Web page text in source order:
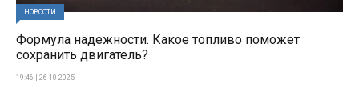
НОВОСТИ
Формула надежности. Какое топливо поможет
сохранить двигатель?
19:46 | 26-10-2025